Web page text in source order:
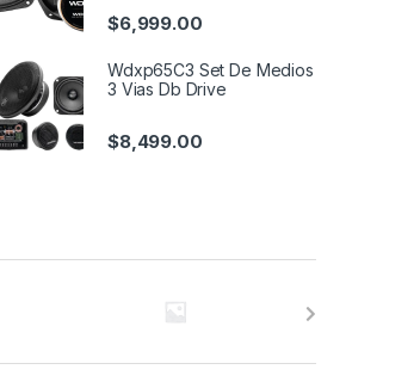
$6,999.00
Wdxp65C3 Set De Medios
3 Vias Db Drive
$8,499.00